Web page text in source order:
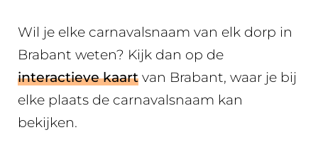
Wil je elke carnavalsnaam van elk dorp in
Brabant weten? Kijk dan op de
interactieve kaart van Brabant, waar je bij
elke plaats de carnavalsnaam kan
bekijken.